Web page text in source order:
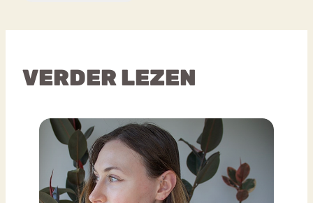
VERDER LEZEN